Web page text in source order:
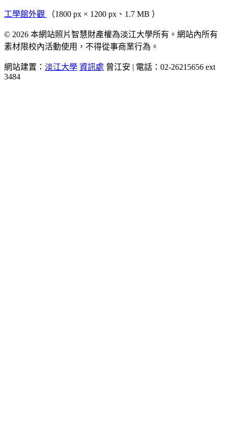
工學館外觀 （1800 px × 1200 px、1.7 MB ）
© 2026 本網站照片智慧財產權為淡江大學所有。網站內所有
素材限校內活動使用，不得從事商業行為。
網站建置： 淡江大學 資訊處 曾江安 | 電話：02-26215656 ext
3484